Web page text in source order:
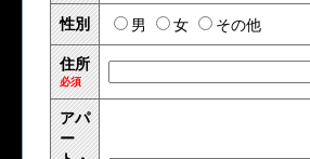
性別 男 女 その他
住所
必須
アパ
ー